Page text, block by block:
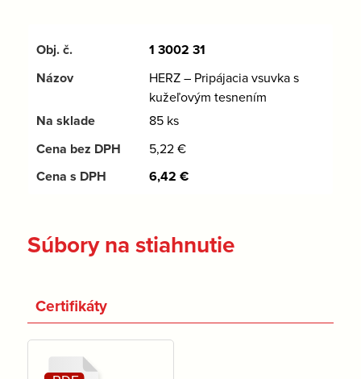
1 3002 31
HERZ – Pripájacia vsuvka s
kužeľovým tesnením
85 ks
5,22€
6,42 €
Súbory na stiahnutie
Certifikáty